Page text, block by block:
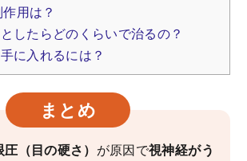
用は？
したらどのくらいで治るの？
に入れるには？
まとめ
圧（目の硬さ） が原因で視神経がう